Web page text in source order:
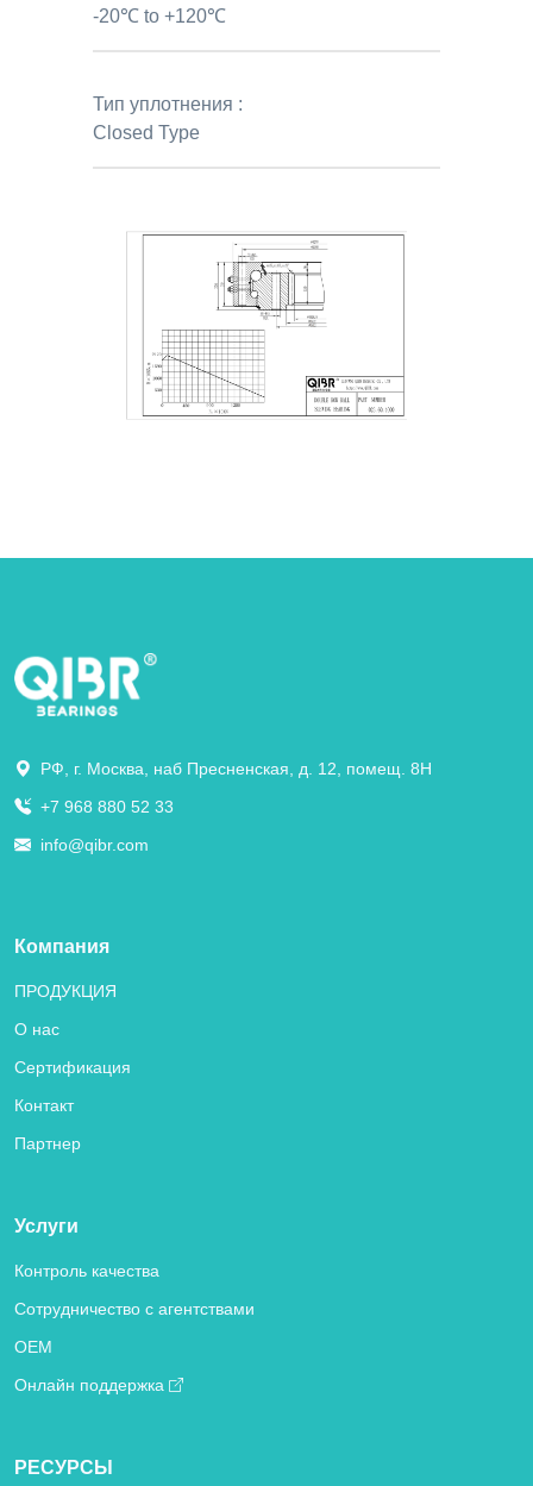
-20℃ to +120℃
Тип уплотнения :
Closed Type
РФ, г. Москва, наб Пресненская, д. 12, помещ. 8Н
+7 968 880 52 33
info@qibr.com
Компания
ПРОДУКЦИЯ
О нас
Сертификация
Контакт
Партнер
Услуги
Контроль качества
Сотрудничество с агентствами
OEM
Онлайн поддержка
РЕСУРСЫ